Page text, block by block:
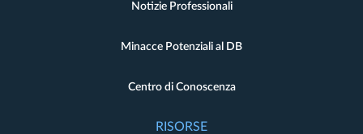
Notizie Professionali
Minacce Potenziali al DB
Centro di Conoscenza
RISORSE